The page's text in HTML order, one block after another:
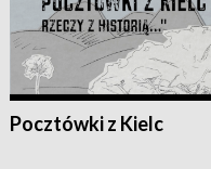
Pocztówki z Kielc